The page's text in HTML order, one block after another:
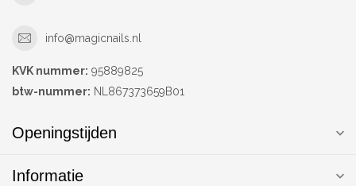
info@magicnails.nl
KVK nummer: 95889825
btw-nummer: NL867373659B01
Openingstijden
Informatie